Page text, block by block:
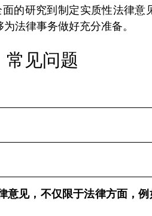
的研究到制定实质性法律意
法律事务做好充分准备。
常见问题
见，不仅限于法律方面，